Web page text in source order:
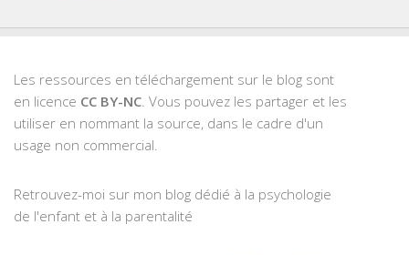
Les ressources en téléchargement sur le blog sont
en licence CC BY-NC . Vous pouvez les partager et les
utiliser en nommant la source, dans le cadre d'un
usage non commercial.
Retrouvez-moi sur mon blog dédié à la psychologie
de l'enfant et à la parentalité